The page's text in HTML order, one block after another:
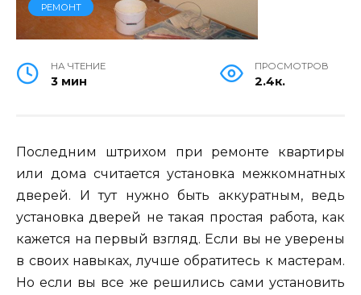
РЕМОНТ
НА ЧТЕНИЕ
3 мин
ПРОСМОТРОВ
2.4к.
Последним штрихом при ремонте квартиры
или дома считается установка межкомнатных
дверей. И тут нужно быть аккуратным, ведь
установка дверей не такая простая работа, как
кажется на первый взгляд. Если вы не уверены
в своих навыках, лучше обратитесь к мастерам.
Но если вы все же решились сами установить